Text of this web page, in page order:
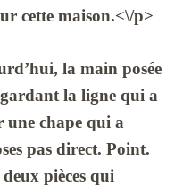
cette maison.<\/p>
la main posée
la ligne qui a
une chape qui a
pas direct. Point.
pièces qui